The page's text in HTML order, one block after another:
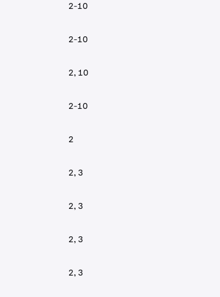
2-10
2-10
2, 10
2-10
2
2, 3
2, 3
2, 3
2, 3